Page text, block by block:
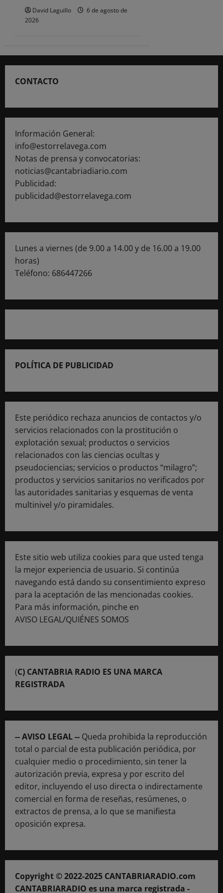
David Laguillo
6 de agosto de
2026
CONTACTO
Información General:
info@estorrelavega.com
Notas de prensa y convocatorias:
noticias@cantabriadiario.com
Publicidad:
publicidad@estorrelavega.com
Lunes a viernes (de 9.00 a 14.00 y de 16.00 a 19.00
horas)
Teléfono: 686447266
POLÍTICA DE PUBLICIDAD
Este periódico rechaza anuncios de contactos y/o
servicios relacionados con la prostitución o
explotación sexual; productos o servicios
relacionados con las ciencias ocultas y
pseudociencias; servicios o productos “milagro”;
productos y servicios sanitarios no verificados por
las autoridades sanitarias y esquemas de venta
multinivel y/o piramidales.
Este sitio web utiliza cookies para que usted tenga
la mejor experiencia de usuario. Si continúa
navegando está dando su consentimiento expreso
para la aceptación de las mencionadas cookies.
Para más información, pinche en
AVISO LEGAL/QUIÉNES SOMOS
(C) CANTABRIA RADIO ES UNA MARCA
REGISTRADA
-- AVISO LEGAL -- Queda prohibida la reproducción
total o parcial de esta publicación periódica, por
cualquier medio o procedimiento, sin tener la
autorización previa, expresa y por escrito del
editor, incluyendo el uso directa o indirectamente
comercial en forma de reseñas, resúmenes, o
extractos de prensa, a lo que se manifiesta
oposición expresa.
Copyright © 2022-2025 CANTABRIARADIO.com
CANTABRIARADIO es una marca registrada -